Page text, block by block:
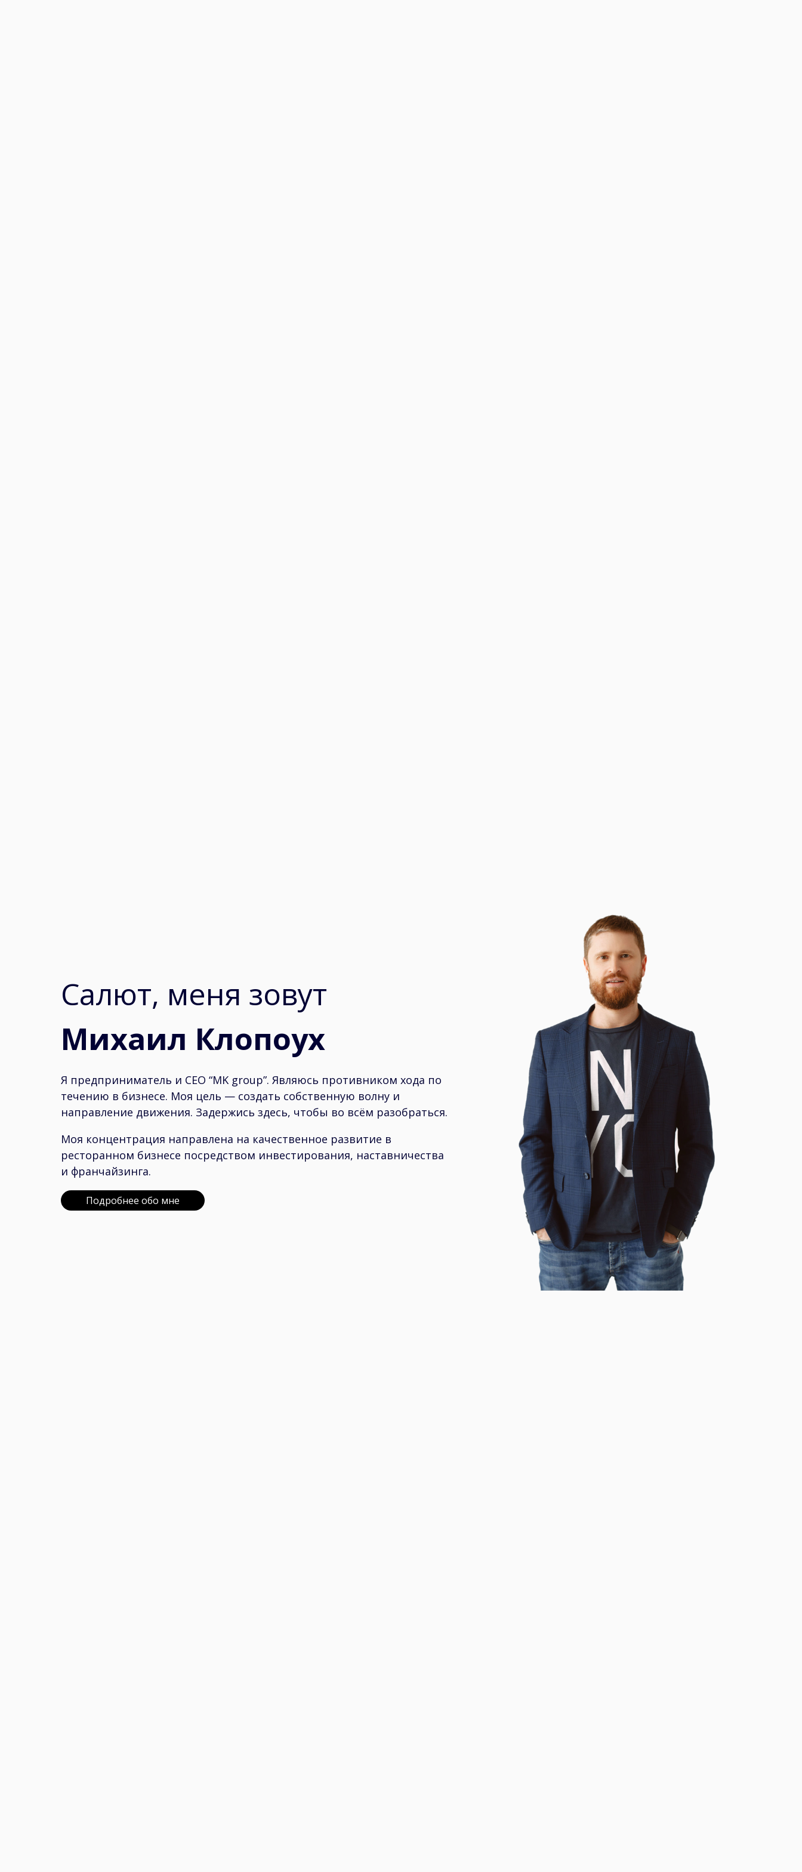
Салют, меня зовут
Михаил Клопоух
Я предприниматель и CEO “MK group”. Являюсь противником хода по
течению в бизнесе. Моя цель — создать собственную волну и
направление движения. Задержись здесь, чтобы во всём разобраться.
Моя концентрация направлена на качественное развитие в
ресторанном бизнесе посредством инвестирования, наставничества
и франчайзинга.
Подробнее обо мне